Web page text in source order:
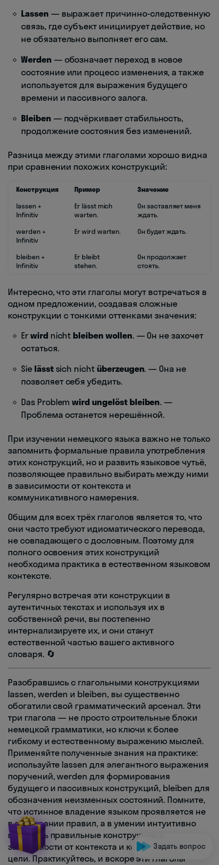
Lassen — выражает причинно-следственную
связь, где субъект инициирует действие, но
не обязательно выполняет его сам.
Werden — обозначает переход в новое
состояние или процесс изменения, а также
используется для выражения будущего
времени и пассивного залога.
Bleiben — подчёркивает стабильность,
продолжение состояния без изменений.
Разница между этими глаголами хорошо видна
при сравнении похожих конструкций:
Конструкция Пример
Значение
lassen +
Infinitiv
Er lässt mich
warten.
Он заставляет меня
ждать.
werden +
Infinitiv
Er wird warten. Он будет ждать.
bleiben +
Infinitiv
Er bleibt
stehen.
Он продолжает
стоять.
Интересно, что эти глаголы могут встречаться в
одном предложении, создавая сложные
конструкции с тонкими оттенками значения:
Erwird nicht bleiben wollen. — Он не захочет
остаться.
Sie lässtsich nichtüberzeugen. — Она не
позволяет себя убедить.
Das Problemwird ungelöst bleiben. —
Проблема останется нерешённой.
При изучении немецкого языка важно не только
запомнить формальные правила употребления
этих конструкций, но и развить языковое чутьё,
позволяющее правильно выбирать между ними
в зависимости от контекста и
коммуникативного намерения.
Общим для всех трёх глаголов является то, что
они часто требуют идиоматического перевода,
не совпадающего с дословным. Поэтому для
полного освоения этих конструкций
необходима практика в естественном языковом
контексте.
Регулярно встречая эти конструкции в
аутентичных текстах и используя их в
собственной речи, вы постепенно
интернализируете их, и они станут
естественной частью вашего активного
словаря. 🔄
Разобравшись с глагольными конструкциями
lassen, werden и bleiben, вы существенно
обогатили свой грамматический арсенал. Эти
три глагола — не просто строительные блоки
немецкой грамматики, но ключи к более
гибкому и естественному выражению мыслей.
Применяйте полученные знания на практике:
используйте lassen для элегантного выражения
поручений, werden для формирования
будущего и пассивных конструкций, bleiben для
обозначения неизменных состояний. Помните,
что истинное владение языком проявляется не
в заучивании правил, а в умении интуитивно
выбирать правильные конструкции в
зависимости от контекста и коммуникативной
цели. Практикуйтесь, и вскоре эти глаголы
Задать вопрос